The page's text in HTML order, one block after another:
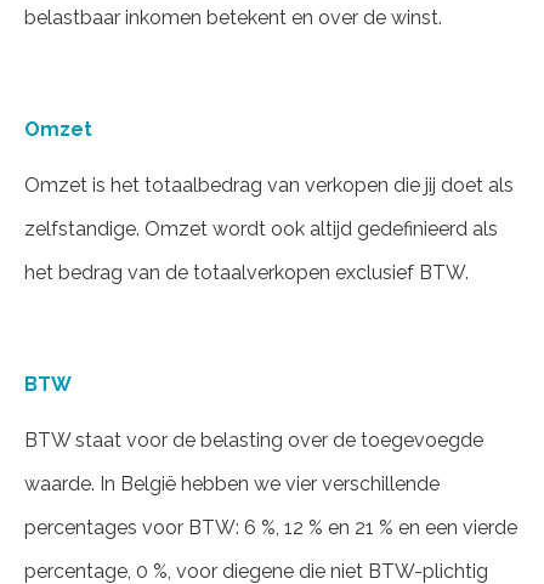
belastbaar inkomen betekent en over de winst.
Omzet
Omzet is het totaalbedrag van verkopen die jij doet als
zelfstandige. Omzet wordt ook altijd gedefinieerd als
het bedrag van de totaalverkopen exclusief BTW.
BTW
BTW staat voor de belasting over de toegevoegde
waarde. In België hebben we vier verschillende
percentages voor BTW: 6 %, 12 % en 21 % en een vierde
percentage, 0 %, voor diegene die niet BTW-plichtig